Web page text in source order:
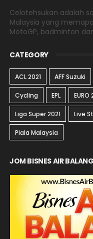
Celotehsukan adalah
Malaysia yang
MotoGP, badminton
CATEGORY
ACL 2021 AFF Suzuki
Cycling EPL EURO
Liga Super 2021 Live
Piala Malaysia
JOM BISNES AIR